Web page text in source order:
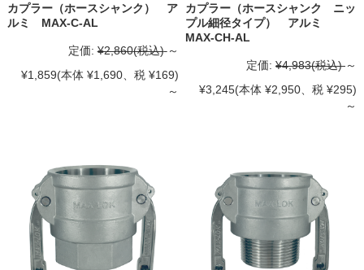
カプラー（ホースシャンク） ア
ルミ MAX-C-AL
定価: ¥2,860(税込) ～
¥1,859(本体 ¥1,690、税 ¥169)
～
カプラー（ホースシャンク ニッ
プル細径タイプ） アルミ
MAX-CH-AL
定価: ¥4,983(税込) ～
¥3,245(本体 ¥2,950、税 ¥295)
～